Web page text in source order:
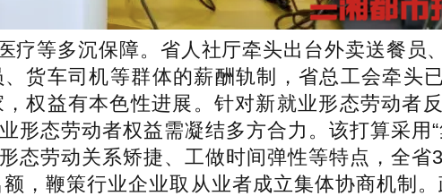
等多沉保障。省人社厅牵头出台外卖送餐员
货车司机等群体的薪酬轨制，省总工会牵头
权益有本色性进展。针对新就业形态劳动者
态劳动者权益需凝结多方合力。该打算采用“
态劳动关系矫捷、工做时间弹性等特点，全省
，鞭策行业企业取从业者成立集体协商机制